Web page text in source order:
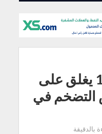
مؤشر فوتسي 100 يغلق على
التضخم في